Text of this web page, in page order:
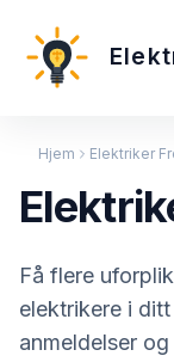
Hjem Elektriker
Få flere
elektrikere i
anmeldelser